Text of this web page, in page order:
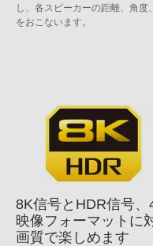
し、各スピーカーの距離、角
をおこないます。
8K信号とHDR信号
映像フォーマットに
画質で楽しめます